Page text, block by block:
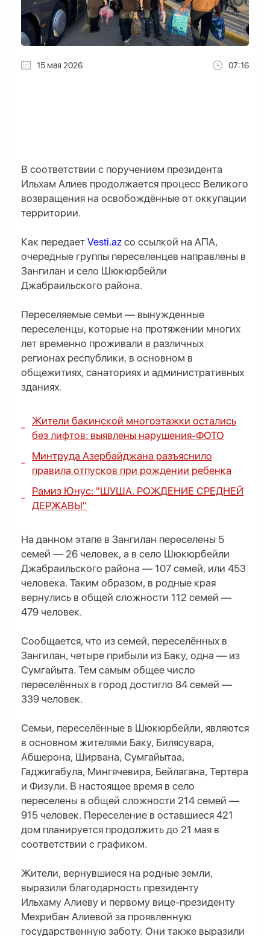
15 мая 2026 07:16
В соответствии с поручением президента
Ильхам Алиев продолжается процесс Великого
возвращения на освобождённые от оккупации
территории.
Как передает Vesti.az со ссылкой на AПA,
очередные группы переселенцев направлены в
Зангилан и село Шюкюрбейли
Джабраильского района.
Переселяемые семьи — вынужденные
переселенцы, которые на протяжении многих
лет временно проживали в различных
регионах республики, в основном в
общежитиях, санаториях и административных
зданиях.
Жители бакинской многоэтажки остались
без лифтов: выявлены нарушения-ФОТО
Минтруда Азербайджана разъяснило
правила отпусков при рождении ребенка
Рамиз Юнус: "ШУША. РОЖДЕНИЕ СРЕДНЕЙ
ДЕРЖАВЫ"
На данном этапе в Зангилан переселены 5
семей — 26 человек, а в село Шюкюрбейли
Джабраильского района — 107 семей, или 453
человека. Таким образом, в родные края
вернулись в общей сложности 112 семей —
479 человек.
Сообщается, что из семей, переселённых в
Зангилан, четыре прибыли из Баку, одна — из
Сумгайыта. Тем самым общее число
переселённых в город достигло 84 семей —
339 человек.
Семьи, переселённые в Шюкюрбейли, являются
в основном жителями Баку, Билясувара,
Абшерона, Ширвана, Сумгайытаа,
Гаджигабула, Мингячевира, Бейлагана, Тертера
и Физули. В настоящее время в село
переселены в общей сложности 214 семей —
915 человек. Переселение в оставшиеся 421
дом планируется продолжить до 21 мая в
соответствии с графиком.
Жители, вернувшиеся на родные земли,
выразили благодарность президенту
Ильхаму Алиеву и первому вице-президенту
Мехрибан Алиевой за проявленную
государственную заботу. Они также выразили